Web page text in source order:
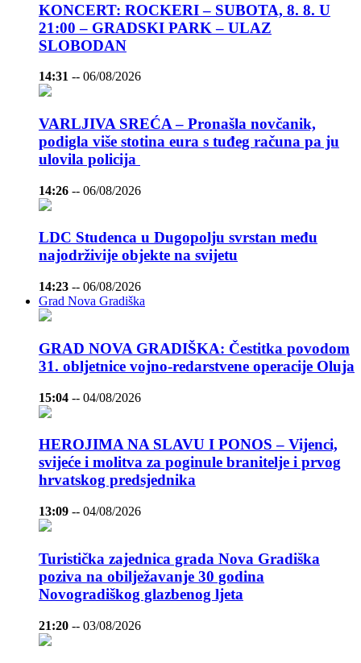
KONCERT: ROCKERI – SUBOTA, 8. 8. U
21:00 – GRADSKI PARK – ULAZ
SLOBODAN
14:31 -- 06/08/2026
VARLJIVA SREĆA – Pronašla novčanik,
podigla više stotina eura s tuđeg računa pa ju
ulovila policija
14:26 -- 06/08/2026
LDC Studenca u Dugopolju svrstan među
najodrživije objekte na svijetu
14:23 -- 06/08/2026
Grad Nova Gradiška
GRAD NOVA GRADIŠKA: Čestitka povodom
31. obljetnice vojno-redarstvene operacije Oluja
15:04 -- 04/08/2026
HEROJIMA NA SLAVU I PONOS – Vijenci,
svijeće i molitva za poginule branitelje i prvog
hrvatskog predsjednika
13:09 -- 04/08/2026
Turistička zajednica grada Nova Gradiška
poziva na obilježavanje 30 godina
Novogradiškog glazbenog ljeta
21:20 -- 03/08/2026